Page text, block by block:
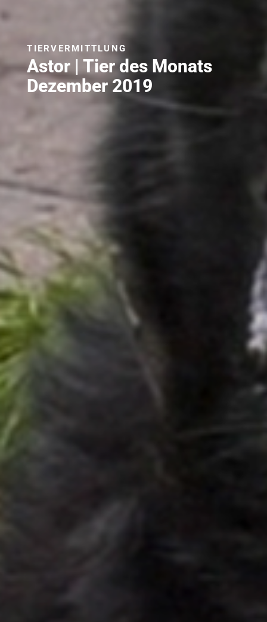
Astor | Tier des Monats
Dezember 2019
TIERVERMITTLUNG